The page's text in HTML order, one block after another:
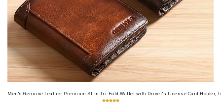
Men's Genuine Leather Premium Slim Tri-Fold Wallet with Driver's License Card Holder,